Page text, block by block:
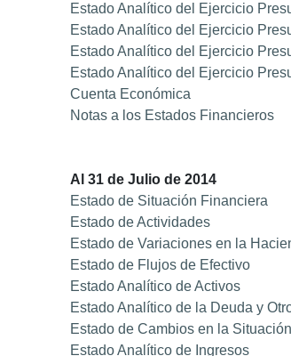
Estado Analítico del Ejercicio
Estado Analítico del Ejercicio
Estado Analítico del Ejercicio
Estado Analítico del Ejercicio
Cuenta Económica
Notas a los Estados Financieros
Al 31 de Julio de 2014
Estado de Situación Financiera
Estado de Actividades
Estado de Variaciones en la
Estado de Flujos de Efectivo
Estado Analítico de Activos
Estado Analítico de la Deuda y
Estado de Cambios en la
Estado Analítico de Ingresos